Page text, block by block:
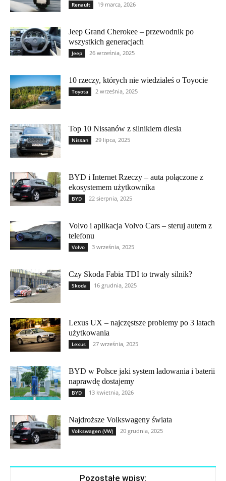
Renault 19 marca, 2026
Jeep Grand Cherokee – przewodnik po
wszystkich generacjach
Jeep 26 września, 2025
10 rzeczy, których nie wiedziałeś o Toyocie
Toyota 2 września, 2025
Top 10 Nissanów z silnikiem diesla
Nissan 29 lipca, 2025
BYD i Internet Rzeczy – auta połączone z
ekosystemem użytkownika
BYD 22 sierpnia, 2025
Volvo i aplikacja Volvo Cars – steruj autem z
telefonu
Volvo 3 września, 2025
Czy Skoda Fabia TDI to trwały silnik?
Skoda 16 grudnia, 2025
Lexus UX – najczęstsze problemy po 3 latach
użytkowania
Lexus 27 września, 2025
BYD w Polsce jaki system ładowania i baterii
naprawdę dostajemy
BYD 13 kwietnia, 2026
Najdroższe Volkswageny świata
Volkswagen (VW) 20 grudnia, 2025
Pozostałe wpisy: